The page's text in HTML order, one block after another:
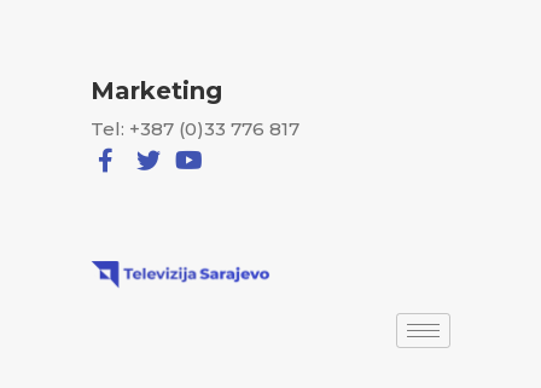
Marketing
Tel: +387 (0)33 776 817